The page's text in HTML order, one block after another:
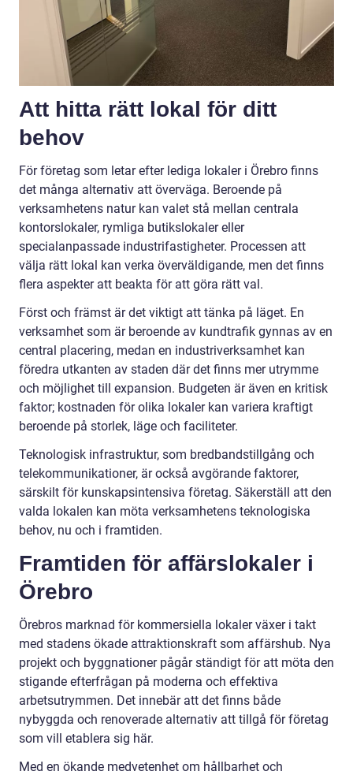
Att hitta rätt lokal för ditt
behov
För företag som letar efter lediga lokaler i Örebro finns
det många alternativ att överväga. Beroende på
verksamhetens natur kan valet stå mellan centrala
kontorslokaler, rymliga butikslokaler eller
specialanpassade industrifastigheter. Processen att
välja rätt lokal kan verka överväldigande, men det finns
flera aspekter att beakta för att göra rätt val.
Först och främst är det viktigt att tänka på läget. En
verksamhet som är beroende av kundtrafik gynnas av en
central placering, medan en industriverksamhet kan
föredra utkanten av staden där det finns mer utrymme
och möjlighet till expansion. Budgeten är även en kritisk
faktor; kostnaden för olika lokaler kan variera kraftigt
beroende på storlek, läge och faciliteter.
Teknologisk infrastruktur, som bredbandstillgång och
telekommunikationer, är också avgörande faktorer,
särskilt för kunskapsintensiva företag. Säkerställ att den
valda lokalen kan möta verksamhetens teknologiska
behov, nu och i framtiden.
Framtiden för affärslokaler i
Örebro
Örebros marknad för kommersiella lokaler växer i takt
med stadens ökade attraktionskraft som affärshub. Nya
projekt och byggnationer pågår ständigt för att möta den
stigande efterfrågan på moderna och effektiva
arbetsutrymmen. Det innebär att det finns både
nybyggda och renoverade alternativ att tillgå för företag
som vill etablera sig här.
Med en ökande medvetenhet om hållbarhet och